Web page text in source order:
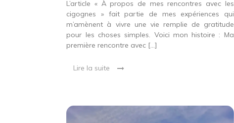
L’article « À propos de mes rencontres avec les
cigognes » fait partie de mes expériences qui
m’amènent à vivre une vie remplie de gratitude
pour les choses simples. Voici mon histoire : Ma
première rencontre avec […]
Lire la suite